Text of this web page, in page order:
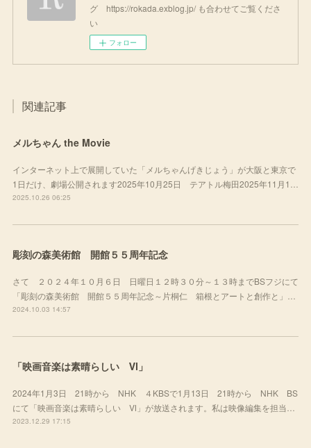
グ https://rokada.exblog.jp/ も合わせてご覧くださ
い
フォロー
関連記事
メルちゃん the Movie
インターネット上で展開していた「メルちゃんげきじょう」が大阪と東京で
1日だけ、劇場公開されます2025年10月25日 テアトル梅田2025年11月1…
2025.10.26 06:25
彫刻の森美術館 開館５５周年記念
さて ２０２４年１０月６日 日曜日１２時３０分～１３時までBSフジにて
「彫刻の森美術館 開館５５周年記念～片桐仁 箱根とアートと創作と」…
2024.10.03 14:57
「映画音楽は素晴らしい Ⅵ」
2024年1月3日 21時から NHK ４KBSで1月13日 21時から NHK BS
にて「映画音楽は素晴らしい Ⅵ」が放送されます。私は映像編集を担当…
2023.12.29 17:15